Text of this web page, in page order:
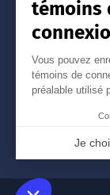
01 55 65 44
(prix d'un appel
Nos
et en Île-